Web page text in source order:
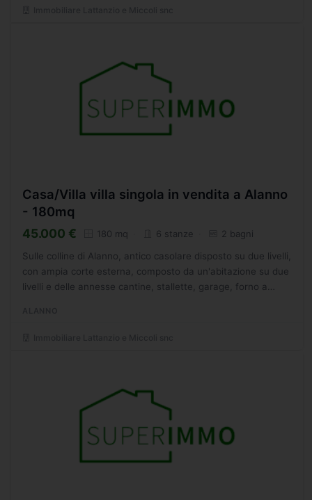
Casa/Villa villa singola in vendita a Alanno
- 180mq
45.000 € 180 mq 6 stanze 2 bagni
Sulle colline di Alanno, antico casolare disposto su due livelli,
con ampia corte esterna, composto da un'abitazione su due
livelli e delle annesse cantine, stallette, garage, forno a